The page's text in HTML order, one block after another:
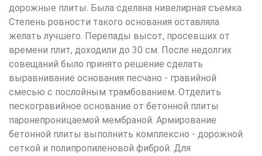
дорожные плиты. Была сделана нивелирная съемка.
Степень ровности такого основания оставляла
желать лучшего. Перепады высот, просевших от
времени плит, доходили до 30 см. После недолгих
совещаний было принято решение сделать
выравнивание основания песчано - гравийной
смесью с послойным трамбованием. Отделить
пескогравийное основание от бетонной плиты
паронепроницаемой мембраной. Армирование
бетонной плиты выполнить комплексно - дорожной
сеткой и полипропиленовой фиброй. Для